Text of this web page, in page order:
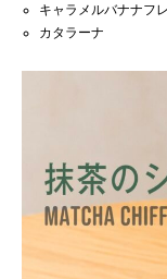
キャラメルバナナフ
カタラーナ